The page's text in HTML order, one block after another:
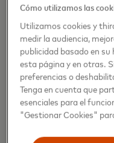
impulsado la
transformación
relación con los
Basada en Ciudad
en un momento
compañía continúa
valor y acelerando
estratégicos de la
Cómo utilizamos las
Utilizamos cookies y
medir la audiencia,
publicidad basado en su
esta página y en otras.
preferencias o
Tenga en cuenta que
esenciales para el
"Gestionar Cookies"